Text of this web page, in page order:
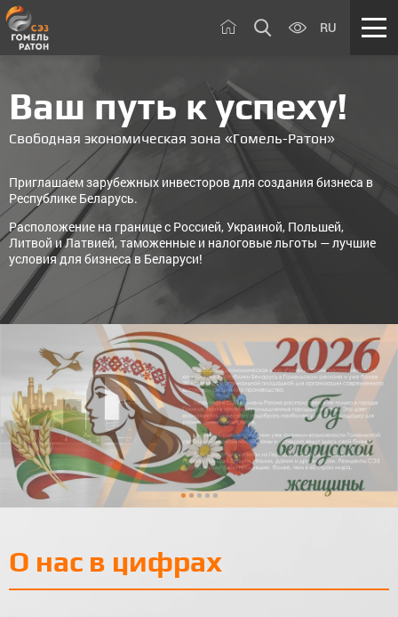
RU
Ваш путь к успеху!
Свободная экономическая зона «Гомель-Ратон»
Приглашаем зарубежных инвесторов для создания бизнеса в
Республике Беларусь.
Расположение на границе с Россией, Украиной, Польшей,
Литвой и Латвией, таможенные и налоговые льготы — лучшие
условия для бизнеса в Беларуси!
О нас в цифрах